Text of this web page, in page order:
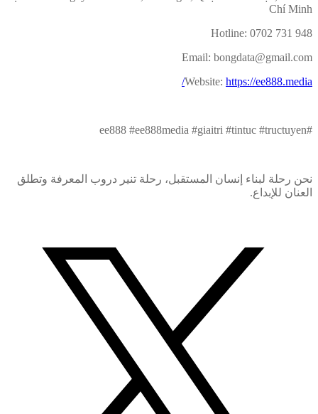
Chí Minh
Hotline: 0702 731 948
Email: bongdata@gmail.com
Website: https://ee888.media/
#ee888 #ee888media #giaitri #tintuc #tructuyen
نحن رحلة لبناء إنسان المستقبل، رحلة تنير دروب المعرفة وتطلق
العنان للإبداع.